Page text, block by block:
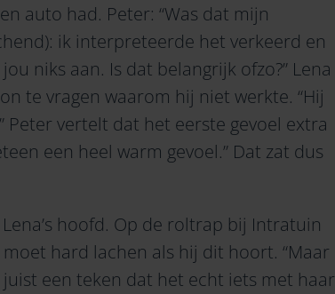
auto had. Peter: “Was dat mijn
ik interpreteerde het verkeerd en
niks aan. Is dat belangrijk ofzo?” Lena
te vragen waarom hij niet werkte. “Hij
vertelt dat het eerste gevoel extra
een heel warm gevoel.” Dat zat dus
hoofd. Op de roltrap bij Intratuin
moet hard lachen als hij dit hoort. “Maar
een teken dat het echt iets met haar